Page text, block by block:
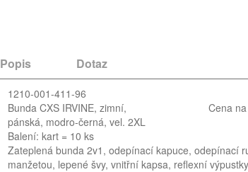
Popis Dotaz
1210-001-411-96
Bunda CXS IRVINE, zimní,
pánská, modro-černá, vel. 2XL
Balení: kart = 10 ks
Cena
Zateplená bunda 2v1, odepínací kapuce, odepínací
manžetou, lepené švy, vnitřní kapsa, reflexní